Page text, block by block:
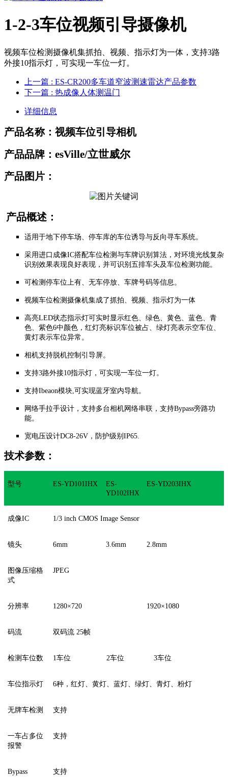
1-2-3车位视频引导摄像机
视频车位检测摄像机集抓拍、视频、指示灯为一体，支持3路
外接10指示灯，可实现一车位一灯。
上一篇 : ES-CR200多车道窄波测速雷达产品参数
下一篇 : 热成像人体测温门
详细信息
产品名称：视频车位引导相机
产品品牌： esVille/立世威尔
产品图片：
产品概述：
适用于地下停车场、停车库的车位诱导与反向寻车系统。
采用进口成像IC搭配车位检测与车牌识别算法，对环境光线复杂
识别效果表现良好表现，并可识别五排车头及车位检测功能。
可检测停车位上有、无车停放、车牌号码等信息。
视频车位检测摄像机集成了抓拍、视频、指示灯为一体
高亮LED状态指示灯可实时显示红色、绿色、黄色、蓝色、青
色、紫色6中颜色，红灯亮标识车位被占、绿灯亮表示空车位、
黄灯表示车位异常。
相机支持脱机控制引导屏。
支持3路外接10指示灯，可实现一车位一灯。
支持Ibeaon模块,可实现蓝牙室内导航。
网络手拉手设计，支持多台相机网络串联，支持Bypass旁路功
能。
宽电压设计DC8-26V，防护级别IP65.
技术参数：
型号 ES-YD101IHX
ES-
YD102IHX
ES-YD203IHX
成像IC 1/3 inch CMOS Image Sensor
镜头 6mm 3.6mm 2.8mm
图像压缩格
式
JPEG
分辨率 1280×720 1920×1080
码流 双码流 25帧
检测车位数 1车位 2车位 3车位
车位指示灯 6种，红灯、黄灯、蓝灯、绿灯、青灯、粉灯
无牌车检测 支持
一车占多位
报警
支持
Bypass 支持